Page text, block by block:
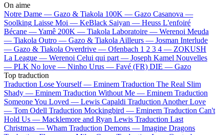
On aime
Notre Dame — Gazo & Tiakola 100K — Gazo Casanova —
Soolking Laisse Moi — KeBlack Saiyan — Heuss L'enfoiré
Bécane —Yamê 200K — Tiakola Laboratoire — Werenoi Meuda
— Tiakola Outro — Gazo & Tiakola Ailleurs — Josman Interlude
— Gazo & Tiakola Overdrive — Ofenbach 1 2 3 4 — ZOKUSH
La League — Werenoi Celui qui part — Joseph Kamel Nouvelles
— PLK No love — Ninho Urus — Favé (FR) DIE — Gazo
Top traduction
Traduction Lose Yourself — Eminem Traduction The Real Slim
Shady — Eminem Traduction Without Me — Eminem Traduction
Someone You Loved — Lewis Capaldi Traduction Another Love
— Tom Odell Traduction Mockingbird — Eminem Traduction Can't
Hold Us — Macklemore and Ryan Lewis Traduction Last
Christmas — Wham Traduction Demons — Imagine Dragons